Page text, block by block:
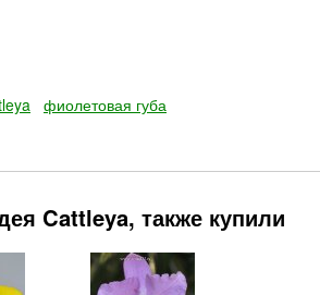
фиолетовая губа
Cattleya, также купили